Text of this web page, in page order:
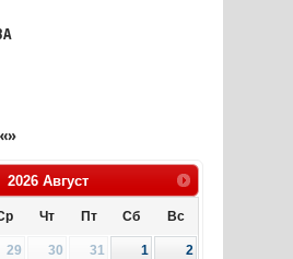
2026 Август
Чт Пт Сб Вс
29 30 31 1
2